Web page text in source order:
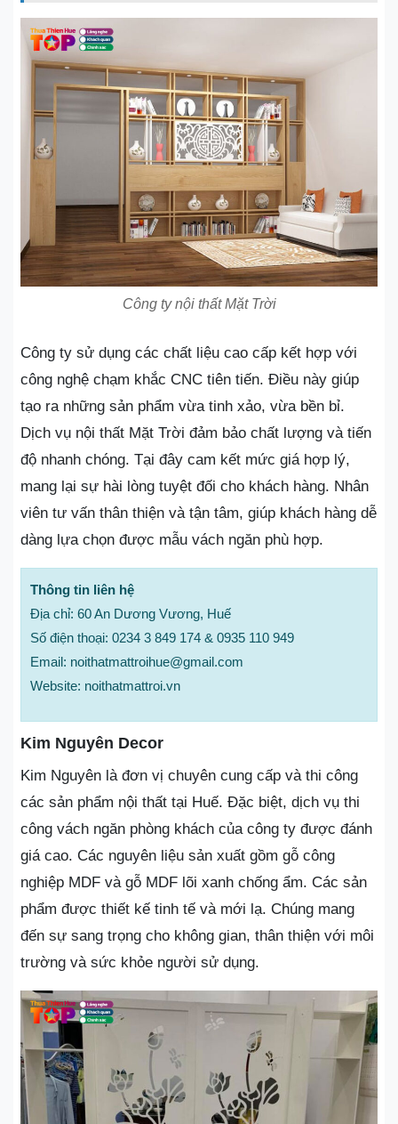
Công ty nội thất Mặt Trời
Công ty sử dụng các chất liệu cao cấp kết hợp với
công nghệ chạm khắc CNC tiên tiến. Điều này giúp
tạo ra những sản phẩm vừa tinh xảo, vừa bền bỉ.
Dịch vụ nội thất Mặt Trời đảm bảo chất lượng và tiến
độ nhanh chóng. Tại đây cam kết mức giá hợp lý,
mang lại sự hài lòng tuyệt đối cho khách hàng. Nhân
viên tư vấn thân thiện và tận tâm, giúp khách hàng dễ
dàng lựa chọn được mẫu vách ngăn phù hợp.
Thông tin liên hệ
Địa chỉ: 60 An Dương Vương, Huế
Số điện thoại: 0234 3 849 174 & 0935 110 949
Email: noithatmattroihue@gmail.com
Website: noithatmattroi.vn
Kim Nguyên Decor
Kim Nguyên là đơn vị chuyên cung cấp và thi công
các sản phẩm nội thất tại Huế. Đặc biệt, dịch vụ thi
công vách ngăn phòng khách của công ty được đánh
giá cao. Các nguyên liệu sản xuất gồm gỗ công
nghiệp MDF và gỗ MDF lõi xanh chống ẩm. Các sản
phẩm được thiết kế tinh tế và mới lạ. Chúng mang
đến sự sang trọng cho không gian, thân thiện với môi
trường và sức khỏe người sử dụng.